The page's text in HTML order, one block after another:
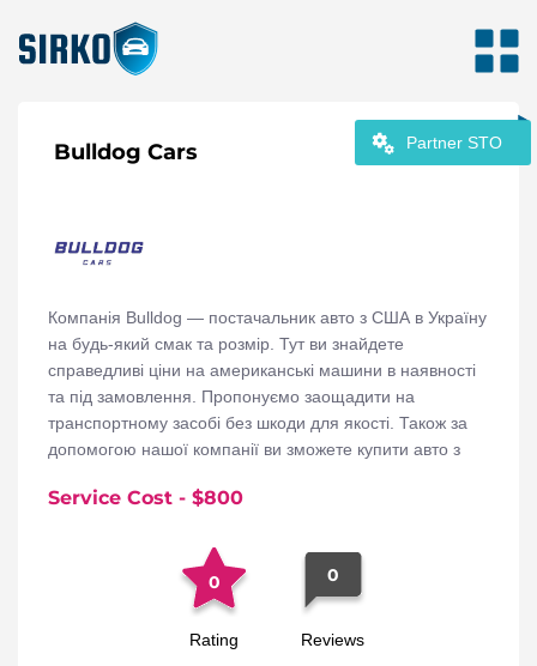
Partner STO
Bulldog Cars
Компанія Bulldog — постачальник авто з США в Україну
на будь-який смак та розмір. Тут ви знайдете
справедливі ціни на американські машини в наявності
та під замовлення. Пропонуємо заощадити на
транспортному засобі без шкоди для якості. Також за
допомогою нашої компанії ви зможете купити авто з
Service Cost - $800
0
Rating
0
Reviews